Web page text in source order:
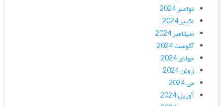
نوامبر 2024
اکتبر 2024
سپتامبر 2024
آگوست 2024
جولای 2024
ژوئن 2024
می 2024
آوریل 2024